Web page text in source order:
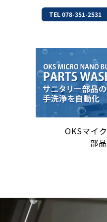
TEL 078-351-2531
OKSマイ
部